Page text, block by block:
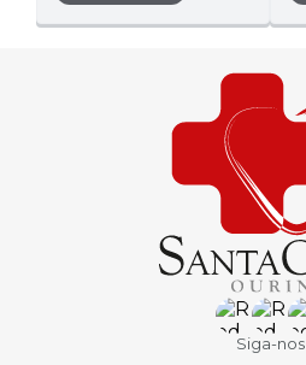
Siga-nos